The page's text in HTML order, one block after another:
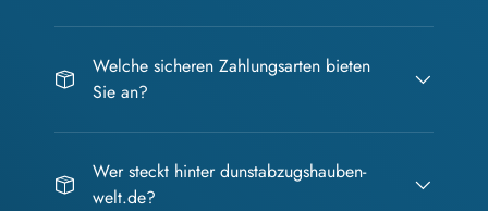
Welche sicheren Zahlungsarten bieten
Sie an?
Wer steckt hinter dunstabzugshauben-
welt.de?